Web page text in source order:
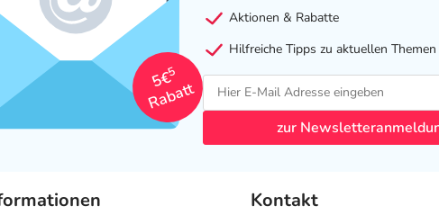
5€
5
Rabatt
Aktionen & Rabatte
Hilfreiche Tipps zu aktuellen Themen
zur
Kontakt